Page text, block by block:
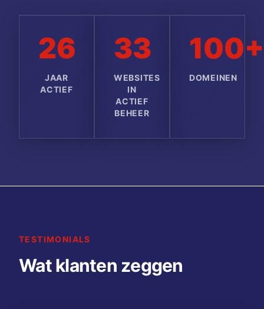
26
JAAR
ACTIEF
33
WEBSITES
IN
ACTIEF
BEHEER
100+
DOMEINEN
TESTIMONIALS
Wat klanten zeggen